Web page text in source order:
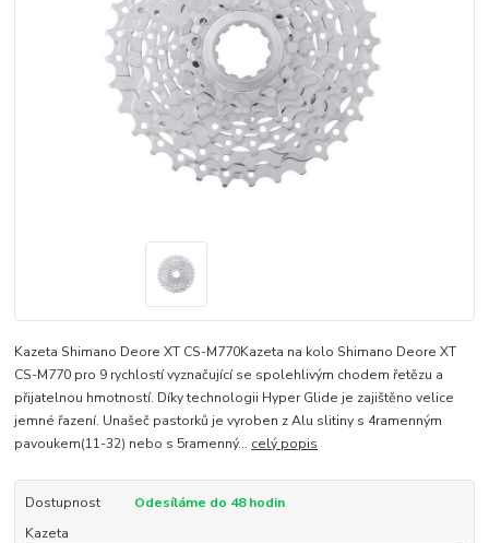
Kazeta Shimano Deore XT CS-M770Kazeta na kolo Shimano Deore XT
CS-M770 pro 9 rychlostí vyznačující se spolehlivým chodem řetězu a
přijatelnou hmotností. Díky technologii Hyper Glide je zajištěno velice
jemné řazení. Unašeč pastorků je vyroben z Alu slitiny s 4ramenným
pavoukem(11-32) nebo s 5ramenný... celý popis
Dostupnost
Odesíláme do 48 hodin
Kazeta